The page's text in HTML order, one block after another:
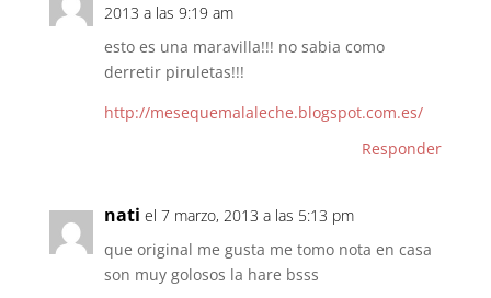
2013 a las 9:19 am
esto es una maravilla!!! no sabia como
derretir piruletas!!!
http://mesequemalaleche.blogspot.com.es/
Responder
nati el 7 marzo, 2013 a las 5:13 pm
que original me gusta me tomo nota en casa
son muy golosos la hare bsss